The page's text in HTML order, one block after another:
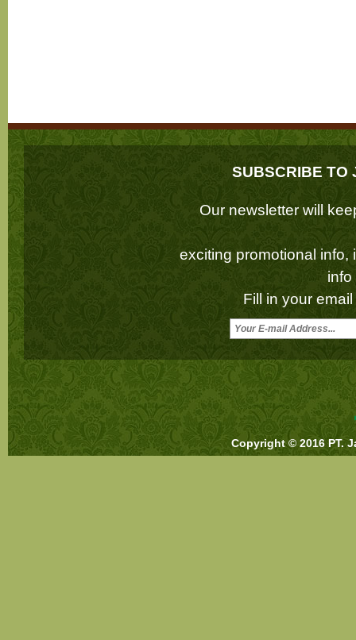
SUBSCRIBE TO
Our newsletter will
exciting promotional info,
info
Fill in your
Copyright © 2016 PT.